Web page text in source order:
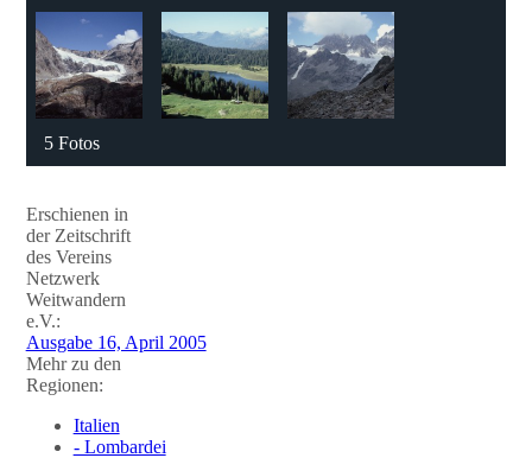
5 Fotos
Erschienen in
der Zeitschrift
des Vereins
Netzwerk
Weitwandern
e.V.:
Ausgabe 16, April 2005
Mehr zu den
Regionen:
Italien
- Lombardei